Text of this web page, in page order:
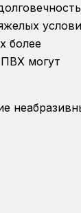
более
могут